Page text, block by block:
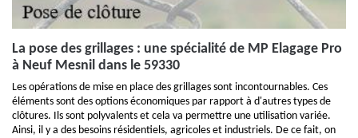
La pose des grillages : une spécialité de MP Elagage Pro
à Neuf Mesnil dans le 59330
Les opérations de mise en place des grillages sont incontournables. Ces
éléments sont des options économiques par rapport à d'autres types de
clôtures. Ils sont polyvalents et cela va permettre une utilisation variée.
Ainsi, il y a des besoins résidentiels, agricoles et industriels. De ce fait, on